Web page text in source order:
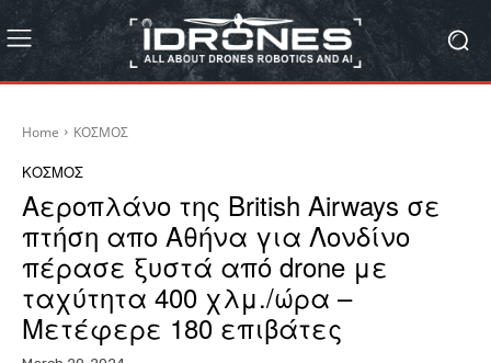
Home ΚΟΣΜΟΣ
ΚΟΣΜΟΣ
Αεροπλάνο της British Airways σε
πτήση απο Αθήνα για Λονδίνο
πέρασε ξυστά από drone με
ταχύτητα 400 χλμ./ώρα –
Μετέφερε 180 επιβάτες